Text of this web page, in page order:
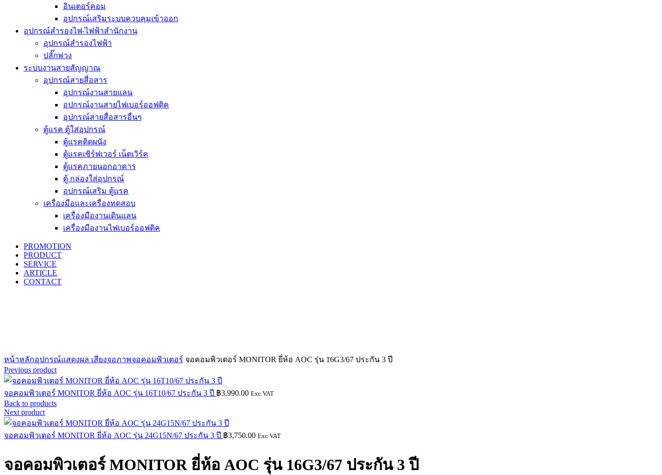
อินเตอร์คอม
อุปกรณ์เสริมระบบควบคุมเข้าออก
อุปกรณ์สำรองไฟ-ไฟฟ้าสำนักงาน
อุปกรณ์สำรองไฟฟ้า
ปลั๊กพ่วง
ระบบงานสายสัญญาณ
อุปกรณ์สายสื่อสาร
อุปกรณ์งานสายแลน
อุปกรณ์งานสายไฟเบอร์ออฟติค
อุปกรณ์สายสื่อสารอื่นๆ
ตู้แรค ตู้ใส่อุปกรณ์
ตู้แรคติดผนัง
ตู้แรคเซิร์ฟเวอร์ เน็ตเวิร์ค
ตู้แรคภายนอกอาคาร
ตู้ กล่องใส่อุปกรณ์
อุปกรณ์เสริม ตู้แรค
เครื่องมือและเครื่องทดสอบ
เครื่องมืองานเดินแลน
เครื่องมืองานไฟเบอร์ออฟติค
PROMOTION
PRODUCT
SERVICE
ARTICLE
CONTACT
หน้าหลักอุปกรณ์แสดงผล เสียงจอภาพจอคอมพิวเตอร์ จอคอมพิวเตอร์ MONITOR ยี่ห้อ AOC รุ่น 16G3/67 ประกัน 3 ปี
Previous product
จอคอมพิวเตอร์ MONITOR ยี่ห้อ AOC รุ่น 16T10/67 ประกัน 3 ปี ฿3,990.00 Exc VAT
Back to products
Next product
จอคอมพิวเตอร์ MONITOR ยี่ห้อ AOC รุ่น 24G15N/67 ประกัน 3 ปี ฿3,750.00 Exc VAT
จอคอมพิวเตอร์ MONITOR ยี่ห้อ AOC รุ่น 16G3/67 ประกัน 3 ปี